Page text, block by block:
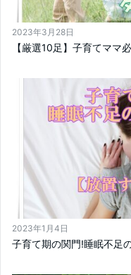
2023年3月28日
【厳選10足】子育てママ
2023年1月4日
子育て期の関門!睡眠不足